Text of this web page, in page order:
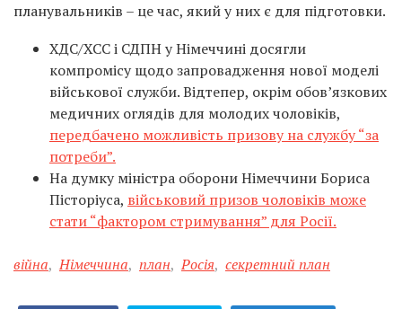
планувальників – це час, який у них є для підготовки.
ХДС/ХСС і СДПН у Німеччині досягли
компромісу щодо запровадження нової моделі
військової служби. Відтепер, окрім обов’язкових
медичних оглядів для молодих чоловіків,
передбачено можливість призову на службу “за
потреби”.
На думку міністра оборони Німеччини Бориса
Пісторіуса, військовий призов чоловіків може
стати “фактором стримування” для Росії.
війна, Німеччина, план, Росія, секретний план